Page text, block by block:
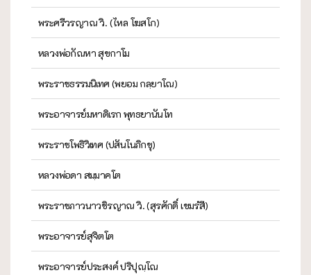
พระศรีวรญาณ วิ. (ไหล โฆสโก)
หลวงพ่อกัณหา สุขกาโม
พระราชธรรมนิเทศ (พยอม กลฺยาโณ)
พระอาจารย์มหาดิเรก พุทธยานันโท
พระราชโพธิวิเทศ (ปสันโนภิกขุ)
หลวงพ่อดา สมฺมาคโต
พระราชภาวนาวชิรญาณ วิ. (สุรศักดิ์ เขมรํสี)
พระอาจารย์สุจิตโต
พระอาจารย์ประสงค์ ปริปุณฺโณ